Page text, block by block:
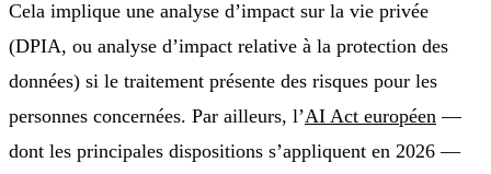
Cela implique une analyse d’impact sur la vie privée
(DPIA, ou analyse d’impact relative à la protection des
données) si le traitement présente des risques pour les
personnes concernées. Par ailleurs, l’AI Act européen —
dont les principales dispositions s’appliquent en 2026 —